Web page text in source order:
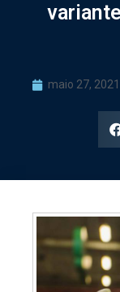
maio 27, 2021